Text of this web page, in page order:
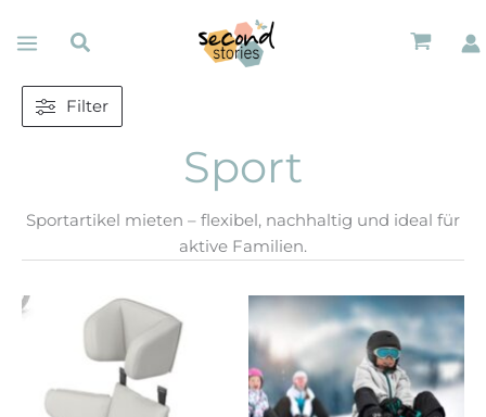
Inhalt
Suche
Filter
Sport
Sportartikel mieten – flexibel, nachhaltig und ideal für
aktive Familien.